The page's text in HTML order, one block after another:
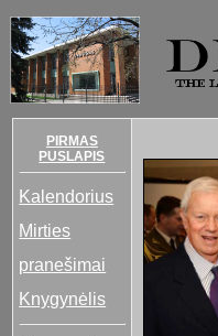
PIRMAS
PUSLAPIS
Kalendorius
Mirties
pranešimai
Knygynėlis